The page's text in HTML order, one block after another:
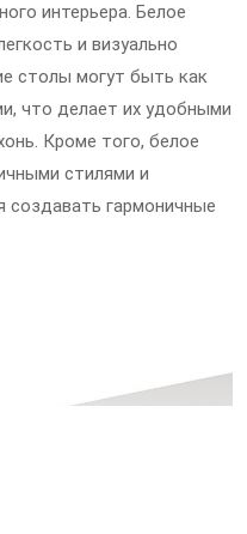
интерьера. Белое
и визуально
столы могут быть как
что делает их удобными
Кроме того, белое
стилями и
создавать гармоничные